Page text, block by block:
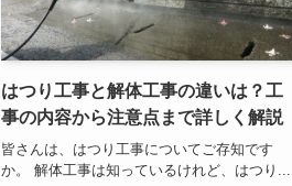
はつり工事と解体工事の違いは？工
事の内容から注意点まで詳しく解説
皆さんは、はつり工事についてご存知です
か。 解体工事は知っているけれど、はつり...